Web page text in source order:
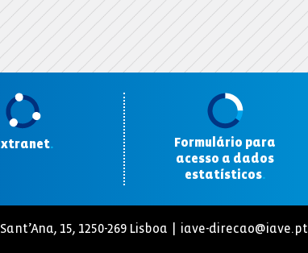
.
Formulário para
acesso a dados
estatísticos.
15, 1250-269 Lisboa | iave-direcao@iave.pt